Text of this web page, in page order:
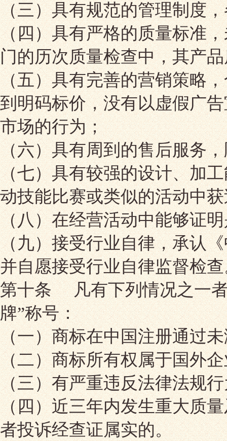
（三）具有规范的管理制度
（四）具有严格的质量标准
门的历次质量检查中，其产
（五）具有完善的营销策略
到明码标价，没有以虚假广
市场的行为；
（六）具有周到的售后服务
（七）具有较强的设计、加
动技能比赛或类似的活动中
（八）在经营活动中能够证
（九）接受行业自律，承认
并自愿接受行业自律监督检
第十条 凡有下列情况之一者
牌”称号：
（一）商标在中国注册通过
（二）商标所有权属于国外
（三）有严重违反法律法规
（四）近三年内发生重大质
者投诉经查证属实的。